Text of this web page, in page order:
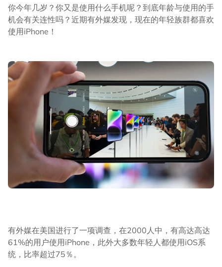
你今年几岁？你又是使用什么手机呢？到底年龄与使用的手
机会有关连性吗？近期有外媒发现，现在的年轻族群都喜欢
使用iPhone！
有外媒在美国进行了一项调查，在2000人中，有高达高达
61%的用户使用iPhone，此外大多数年轻人都使用iOS系
统，比率超过75％。